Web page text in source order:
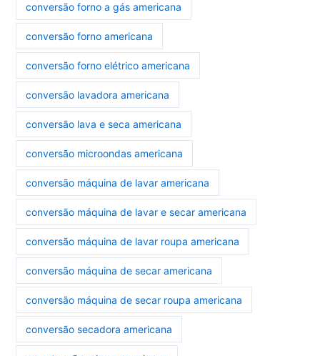
conversão forno a gás americana
conversão forno americana
conversão forno elétrico americana
conversão lavadora americana
conversão lava e seca americana
conversão microondas americana
conversão máquina de lavar americana
conversão máquina de lavar e secar americana
conversão máquina de lavar roupa americana
conversão máquina de secar americana
conversão máquina de secar roupa americana
conversão secadora americana